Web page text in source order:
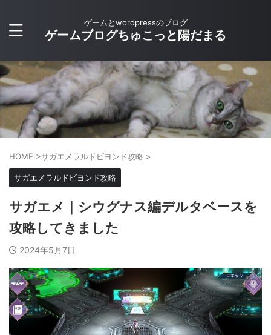
ゲームとwordpressのブログ
ゲームブログちゅこっと陽だまる
HOME >サガエメラルドビヨンド攻略 >
サガエメラルドビヨンド攻略
サガエメ｜シウグナス編デルタベースを
攻略してきました
2024年5月7日